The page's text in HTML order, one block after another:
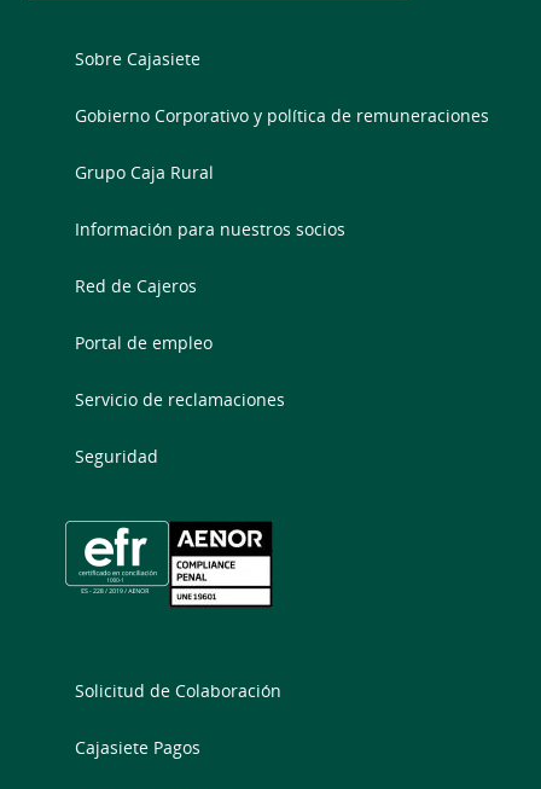
Sobre Cajasiete
Gobierno Corporativo y política de remuneraciones
Grupo Caja Rural
Información para nuestros socios
Red de Cajeros
Portal de empleo
Servicio de reclamaciones
Seguridad
Solicitud de Colaboración
Cajasiete Pagos